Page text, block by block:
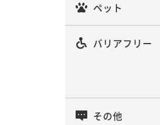
ペット
バリアフリー
その他